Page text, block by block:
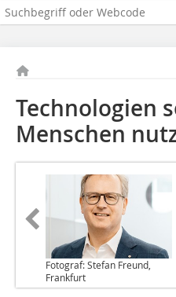
Technologien
Menschen
Fotograf: Stefan Freund,
Frankfurt